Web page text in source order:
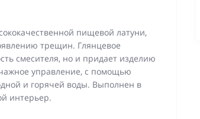
пищевой латуни,
трещин. Глянцевое
смесителя, но и придает изделию
управление, с помощью
и горячей воды. Выполнен в
интерьер.